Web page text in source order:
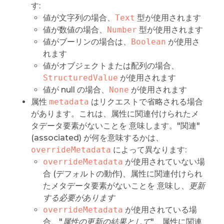
す:
値が文字列の場合、 Text 型が使用されます
値が数値の場合、 Number 型が使用されます
値がブーリンの場合は、 Boolean が使用さ
れます
値がオブジェクトまたは配列の場合、
StructuredValue が使用されます
値が null の場合、 None が使用されます
属性 metadata はリクエストで省略される場合
があります。これは、属性に関連付けられたメ
タデータ要素がないことを 意味します。"関連"
(associated) が何を意味するかは、
overrideMetadata によって異なります:
overrideMetadata が使用されていない場
合 (デフォルトの動作)、属性に関連付けられ
たメタデータ要素がないことを 意味し、
更新
する必要があります
overrideMetadata が使用されている場
合、" 属性の更新の結果として"、属性に関連